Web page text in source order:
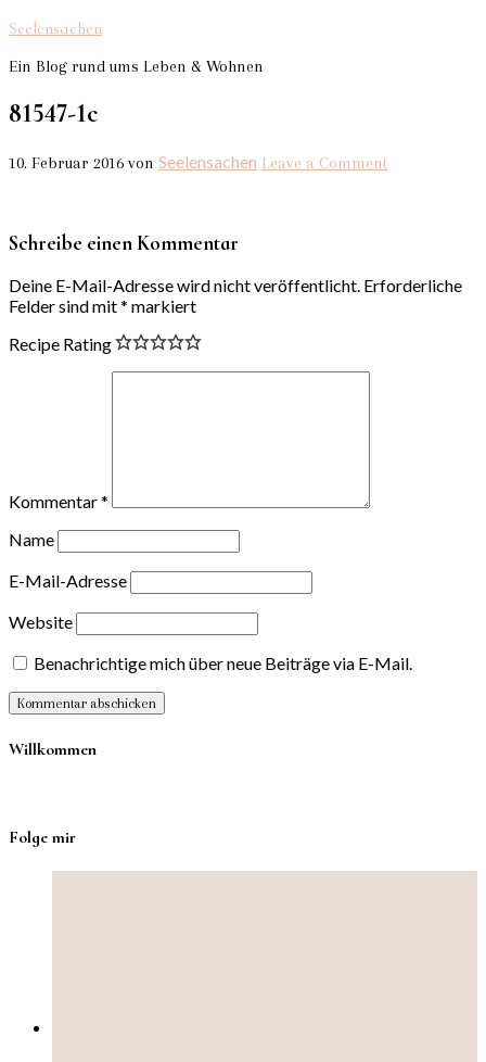
Seelensachen
Ein Blog rund ums Leben & Wohnen
81547-1c
10. Februar 2016 von Seelensachen Leave a Comment
Schreibe einen Kommentar
Deine E-Mail-Adresse wird nicht veröffentlicht. Erforderliche
Felder sind mit* markiert
Recipe Rating
Kommentar*
Name
E-Mail-Adresse
Website
Benachrichtige mich über neue Beiträge via E-Mail.
Willkommen
Folge mir